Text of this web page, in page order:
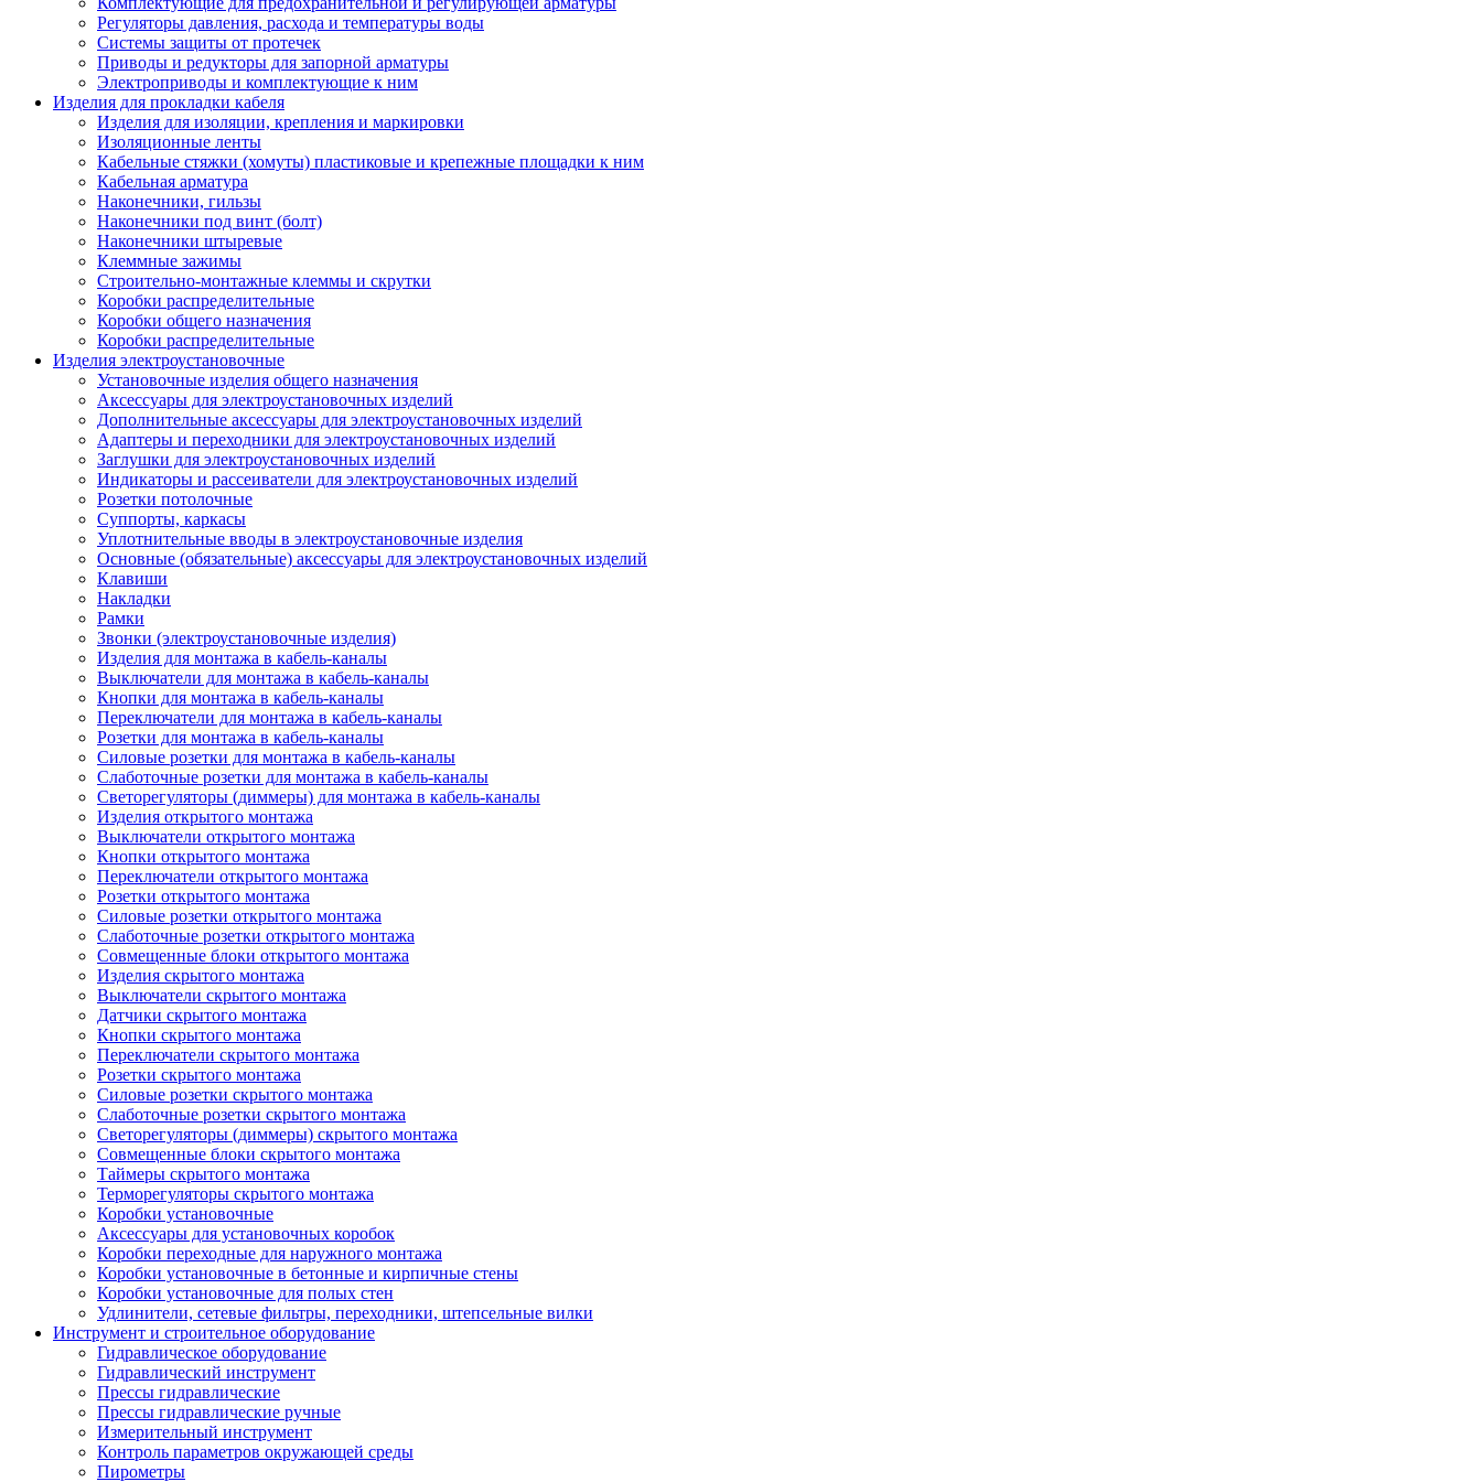
Регуляторы давления, расхода и температуры воды
Системы защиты от протечек
Приводы и редукторы для запорной арматуры
Электроприводы и комплектующие к ним
Изделия для прокладки кабеля
Изделия для изоляции, крепления и маркировки
Изоляционные ленты
Кабельные стяжки (хомуты) пластиковые и крепежные площадки к ним
Кабельная арматура
Наконечники, гильзы
Наконечники под винт (болт)
Наконечники штыревые
Клеммные зажимы
Строительно-монтажные клеммы и скрутки
Коробки распределительные
Коробки общего назначения
Коробки распределительные
Изделия электроустановочные
Установочные изделия общего назначения
Аксессуары для электроустановочных изделий
Дополнительные аксессуары для электроустановочных изделий
Адаптеры и переходники для электроустановочных изделий
Заглушки для электроустановочных изделий
Индикаторы и рассеиватели для электроустановочных изделий
Розетки потолочные
Суппорты, каркасы
Уплотнительные вводы в электроустановочные изделия
Основные (обязательные) аксессуары для электроустановочных изделий
Клавиши
Накладки
Рамки
Звонки (электроустановочные изделия)
Изделия для монтажа в кабель-каналы
Выключатели для монтажа в кабель-каналы
Кнопки для монтажа в кабель-каналы
Переключатели для монтажа в кабель-каналы
Розетки для монтажа в кабель-каналы
Силовые розетки для монтажа в кабель-каналы
Слаботочные розетки для монтажа в кабель-каналы
Светорегуляторы (диммеры) для монтажа в кабель-каналы
Изделия открытого монтажа
Выключатели открытого монтажа
Кнопки открытого монтажа
Переключатели открытого монтажа
Розетки открытого монтажа
Силовые розетки открытого монтажа
Слаботочные розетки открытого монтажа
Совмещенные блоки открытого монтажа
Изделия скрытого монтажа
Выключатели скрытого монтажа
Датчики скрытого монтажа
Кнопки скрытого монтажа
Переключатели скрытого монтажа
Розетки скрытого монтажа
Силовые розетки скрытого монтажа
Слаботочные розетки скрытого монтажа
Светорегуляторы (диммеры) скрытого монтажа
Совмещенные блоки скрытого монтажа
Таймеры скрытого монтажа
Терморегуляторы скрытого монтажа
Коробки установочные
Аксессуары для установочных коробок
Коробки переходные для наружного монтажа
Коробки установочные в бетонные и кирпичные стены
Коробки установочные для полых стен
Удлинители, сетевые фильтры, переходники, штепсельные вилки
Инструмент и строительное оборудование
Гидравлическое оборудование
Гидравлический инструмент
Прессы гидравлические
Прессы гидравлические ручные
Измерительный инструмент
Контроль параметров окружающей среды
Пирометры